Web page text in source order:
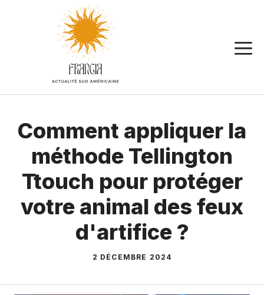
Comment appliquer la
méthode Tellington
Ttouch pour protéger
votre animal des feux
d'artifice ?
2 DÉCEMBRE 2024